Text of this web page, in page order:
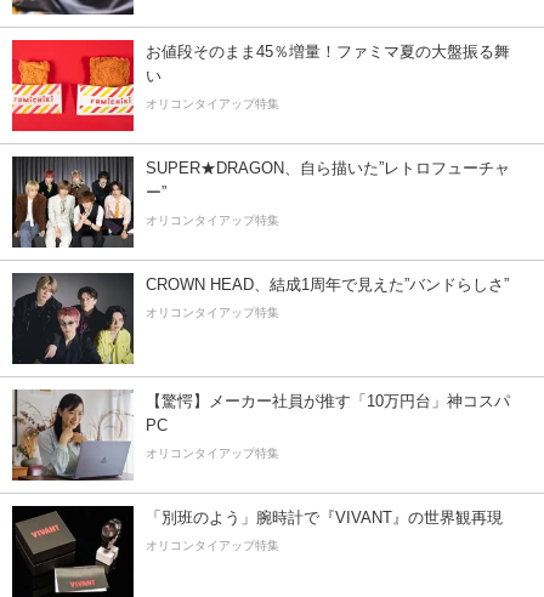
お値段そのまま45％増量！ファミマ夏の大盤振る舞
い
オリコンタイアップ特集
SUPER★DRAGON、自ら描いた”レトロフューチャ
ー”
オリコンタイアップ特集
CROWN HEAD、結成1周年で見えた”バンドらしさ”
オリコンタイアップ特集
【驚愕】メーカー社員が推す「10万円台」神コスパ
PC
オリコンタイアップ特集
「別班のよう」腕時計で『VIVANT』の世界観再現
オリコンタイアップ特集